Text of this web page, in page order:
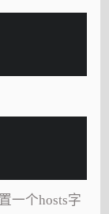
一个hosts字